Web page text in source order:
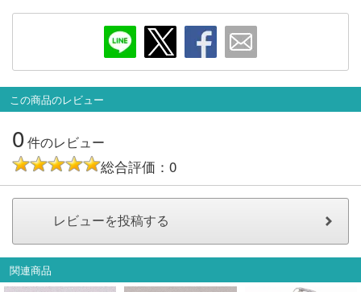
お気に入りリスト
会員ランクについて
会社概要
レビューについて
© 2026 Mid Japan, Inc.
この商品のレビュー
0件のレビュー
総合評価：0
関連商品